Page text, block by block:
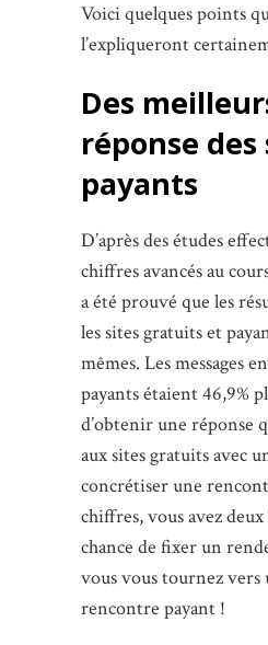
Voici quelques points
l’expliqueront
Des
réponse des
payants
D’après des études
chiffres avancés au
a été prouvé que les
les sites gratuits et
mêmes. Les messages
payants étaient 46,9%
d’obtenir une réponse
aux sites gratuits avec
concrétiser une
chiffres, vous avez
chance de fixer un
vous vous tournez vers
rencontre payant !